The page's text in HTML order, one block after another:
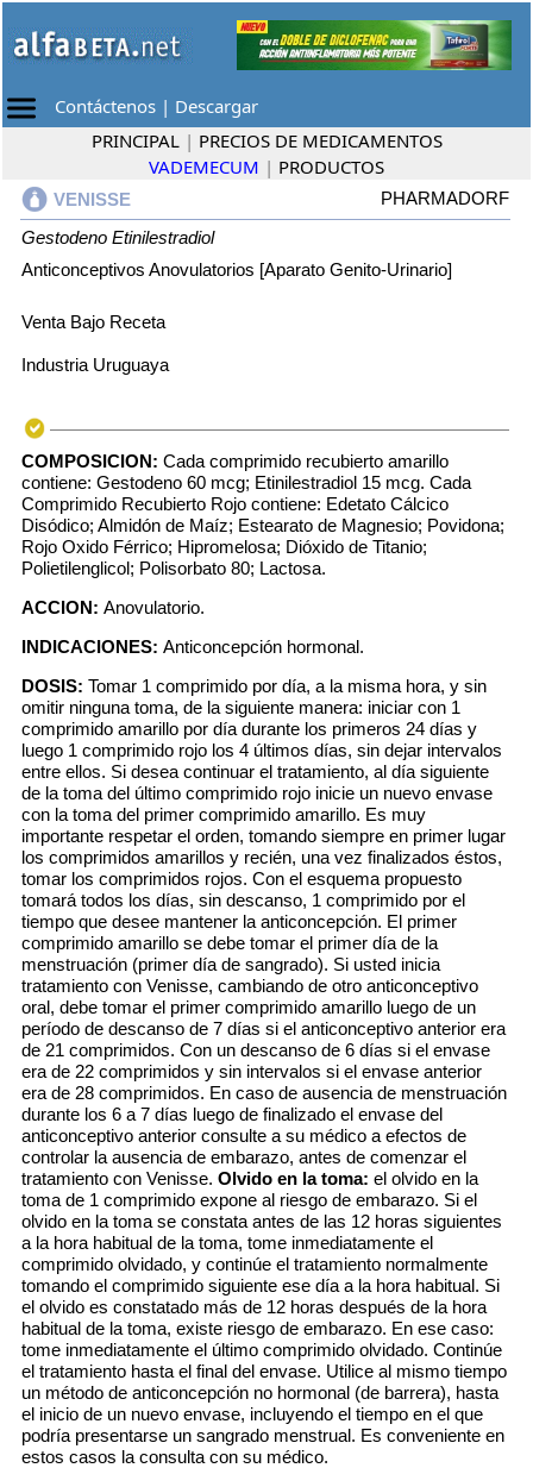
Contáctenos | Descargar
PRINCIPAL | PRECIOS DE MEDICAMENTOS
VADEMECUM | PRODUCTOS
VENISSE
PHARMADORF
Gestodeno Etinilestradiol
Anticonceptivos Anovulatorios [Aparato Genito-Urinario]
Venta Bajo Receta
Industria Uruguaya
COMPOSICION: Cada comprimido recubierto amarillo
contiene: Gestodeno 60 mcg; Etinilestradiol 15 mcg. Cada
Comprimido Recubierto Rojo contiene: Edetato Cálcico
Disódico; Almidón de Maíz; Estearato de Magnesio; Povidona;
Rojo Oxido Férrico; Hipromelosa; Dióxido de Titanio;
Polietilenglicol; Polisorbato 80; Lactosa.
ACCION: Anovulatorio.
INDICACIONES: Anticoncepción hormonal.
DOSIS: Tomar 1 comprimido por día, a la misma hora, y sin
omitir ninguna toma, de la siguiente manera: iniciar con 1
comprimido amarillo por día durante los primeros 24 días y
luego 1 comprimido rojo los 4 últimos días, sin dejar intervalos
entre ellos. Si desea continuar el tratamiento, al día siguiente
de la toma del último comprimido rojo inicie un nuevo envase
con la toma del primer comprimido amarillo. Es muy
importante respetar el orden, tomando siempre en primer lugar
los comprimidos amarillos y recién, una vez finalizados éstos,
tomar los comprimidos rojos. Con el esquema propuesto
tomará todos los días, sin descanso, 1 comprimido por el
tiempo que desee mantener la anticoncepción. El primer
comprimido amarillo se debe tomar el primer día de la
menstruación (primer día de sangrado). Si usted inicia
tratamiento con Venisse, cambiando de otro anticonceptivo
oral, debe tomar el primer comprimido amarillo luego de un
período de descanso de 7 días si el anticonceptivo anterior era
de 21 comprimidos. Con un descanso de 6 días si el envase
era de 22 comprimidos y sin intervalos si el envase anterior
era de 28 comprimidos. En caso de ausencia de menstruación
durante los 6 a 7 días luego de finalizado el envase del
anticonceptivo anterior consulte a su médico a efectos de
controlar la ausencia de embarazo, antes de comenzar el
tratamiento con Venisse. Olvido en la toma: el olvido en la
toma de 1 comprimido expone al riesgo de embarazo. Si el
olvido en la toma se constata antes de las 12 horas siguientes
a la hora habitual de la toma, tome inmediatamente el
comprimido olvidado, y continúe el tratamiento normalmente
tomando el comprimido siguiente ese día a la hora habitual. Si
el olvido es constatado más de 12 horas después de la hora
habitual de la toma, existe riesgo de embarazo. En ese caso:
tome inmediatamente el último comprimido olvidado. Continúe
el tratamiento hasta el final del envase. Utilice al mismo tiempo
un método de anticoncepción no hormonal (de barrera), hasta
el inicio de un nuevo envase, incluyendo el tiempo en el que
podría presentarse un sangrado menstrual. Es conveniente en
estos casos la consulta con su médico.